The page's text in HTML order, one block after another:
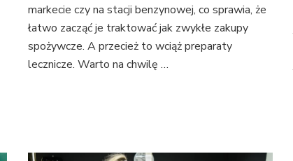
markecie czy na stacji benzynowej, co sprawia, że
łatwo zacząć je traktować jak zwykłe zakupy
spożywcze. A przecież to wciąż preparaty
lecznicze. Warto na chwilę …